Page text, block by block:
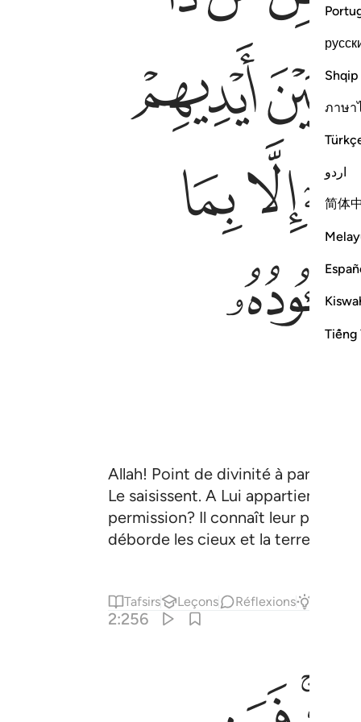
Shqip
ภาษา
اردو
简体
Tiếng
ﲳﲴ
ﲽﲾ
ﳇ
Allah! Point de divinité à part Lui,
Le saisissent. A Lui appartient
permission? Il connaît leur passé
déborde les cieux et la terre, dont
Tafsirs Leçons Réflexions
2:256
عليم ٢٥٦
وَٱللَّهُ سَمِيعٌ عَلِيمٌ ٢٥٦